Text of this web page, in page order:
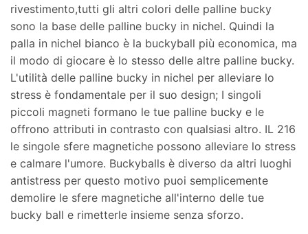
rivestimento,tutti gli altri colori delle palline bucky
sono la base delle palline bucky in nichel. Quindi la
palla in nichel bianco è la buckyball più economica, ma
il modo di giocare è lo stesso delle altre palline bucky.
L'utilità delle palline bucky in nichel per alleviare lo
stress è fondamentale per il suo design; I singoli
piccoli magneti formano le tue palline bucky e le
offrono attributi in contrasto con qualsiasi altro. IL 216
le singole sfere magnetiche possono alleviare lo stress
e calmare l'umore. Buckyballs è diverso da altri luoghi
antistress per questo motivo puoi semplicemente
demolire le sfere magnetiche all'interno delle tue
bucky ball e rimetterle insieme senza sforzo.